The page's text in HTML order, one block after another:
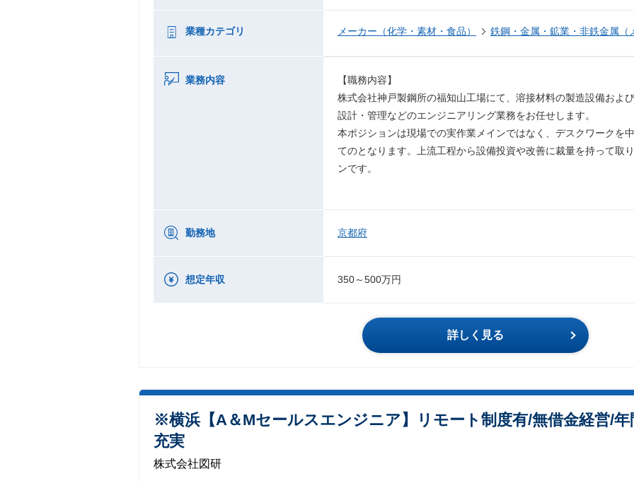
業種カテゴリ メーカー（化学・素材・食品） 鉄鋼・金属・鉱業・非鉄金属（
業務内容
【職務内容】
株式会社神戸製鋼所の福知山工場にて、溶接材料の製造設備およ
設計・管理などのエンジニアリング業務をお任せします。
本ポジションは現場での実作業メインではなく、デスクワークを
てのとなります。上流工程から設備投資や改善に裁量を持って取
ンです。
勤務地 京都府
想定年収 350～500万円
詳しく見る
※横浜【A＆Mセールスエンジニア】リモート制度有/無借金経営/年
充実
株式会社図研